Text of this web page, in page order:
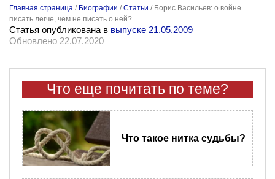
Главная страница / Биографии /Статьи / Борис Васильев: о войне
писать легче, чем не писать о ней?
Статья опубликована в выпуске 21.05.2009
Обновлено 22.07.2020
Что еще почитать по теме?
Что такое нитка судьбы?